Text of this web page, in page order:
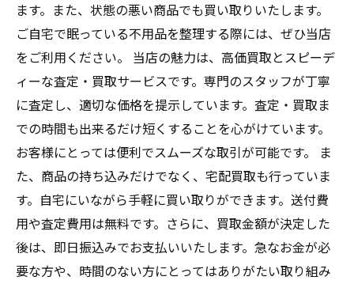
ます。また、状態の悪い商品でも買い取りいたします。
ご自宅で眠っている不用品を整理する際には、ぜひ当店
をご利用ください。 当店の魅力は、高価買取とスピーデ
ィーな査定・買取サービスです。専門のスタッフが丁寧
に査定し、適切な価格を提示しています。査定・買取ま
での時間も出来るだけ短くすることを心がけています。
お客様にとっては便利でスムーズな取引が可能です。 ま
た、商品の持ち込みだけでなく、宅配買取も行っていま
す。自宅にいながら手軽に買い取りができます。送付費
用や査定費用は無料です。さらに、買取金額が決定した
後は、即日振込みでお支払いいたします。急なお金が必
要な方や、時間のない方にとってはありがたい取り組み